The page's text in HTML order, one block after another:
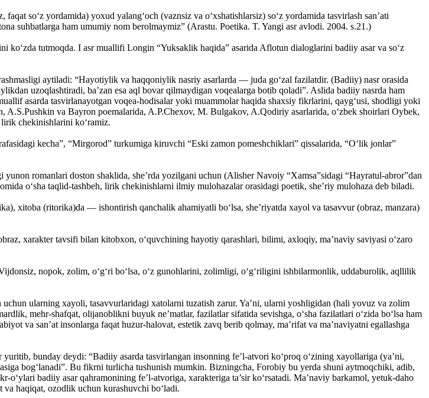
so‘z yordamida) yoxud yalang‘och (vaznsiz va o‘xshatishlarsiz) so‘z yordamida tasvirlash san’ati
suhbatlarga ham umumiy nom berolmaymiz” (Arastu. Poetika. T. Yangi asr avlodi. 2004. s.21.)
ko‘zda tutmoqda. I asr muallifi Longin “Yuksaklik haqida” asarida Aflotun dialoglarini badiiy asar va so‘z
aytiladi: “Hayotiylik va haqqoniylik nasriy asarlarda — juda go‘zal fazilatdir. (Badiiy) nasr orasida
uzoqlashtiradi, ba’zan esa aql bovar qilmaydigan voqealarga botib qoladi”. Aslida badiiy nasrda ham
asarda tasvirlanayotgan voqea-hodisalar yoki muammolar haqida shaxsiy fikrlarini, qayg‘usi, shodligi yoki
va Bayron poemalarida, A.P.Chexov, M. Bulgakov, A.Qodiriy asarlarida, o‘zbek shoirlari Oybek,
chekinishlarini ko‘ramiz.
kecha”, “Mirgorod” turkumiga kiruvchi “Eski zamon pomeshchiklari” qissalarida, “O‘lik jonlar”
romanlari doston shaklida, she’rda yozilgani uchun (Alisher Navoiy “Xamsa”sidagi “Hayratul-abror”dan
o‘sha taqlid-tashbeh, lirik chekinishlarni ilmiy mulohazalar orasidagi poetik, she’riy mulohaza deb biladi.
(ritorika)da — ishontirish qanchalik ahamiyatli bo‘lsa, she’riyatda xayol va tasavvur (obraz, manzara)
xarakter tavsifi bilan kitobxon, o‘quvchining hayotiy qarashlari, bilimi, axloqiy, ma’naviy saviyasi o‘zaro
nopok, zolim, o‘g‘ri bo‘lsa, o‘z gunohlarini, zolimligi, o‘g‘riligini ishbilarmonlik, uddaburolik, aqllilik
ularning xayoli, tasavvurlaridagi xatolarni tuzatish zarur. Ya’ni, ularni yoshligidan (hali yovuz va zolim
mehr-shafqat, olijanoblikni buyuk ne’matlar, fazilatlar sifatida sevishga, o‘sha fazilatlari o‘zida bo‘lsa ham
va san’at insonlarga faqat huzur-halovat, estetik zavq berib qolmay, ma’rifat va ma’naviyatni egallashga
bunday deydi: “Badiiy asarda tasvirlangan insonning fe’l-atvori ko‘proq o‘zining xayollariga (ya’ni,
bog‘lanadi”. Bu fikrni turlicha tushunish mumkin. Bizningcha, Forobiy bu yerda shuni aytmoqchiki, adib,
badiiy asar qahramonining fe’l-atvoriga, xarakteriga ta’sir ko‘rsatadi. Ma’naviy barkamol, yetuk-daho
haqiqat, ozodlik uchun kurashuvchi bo‘ladi.